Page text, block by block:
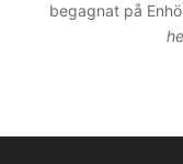
begagnat på